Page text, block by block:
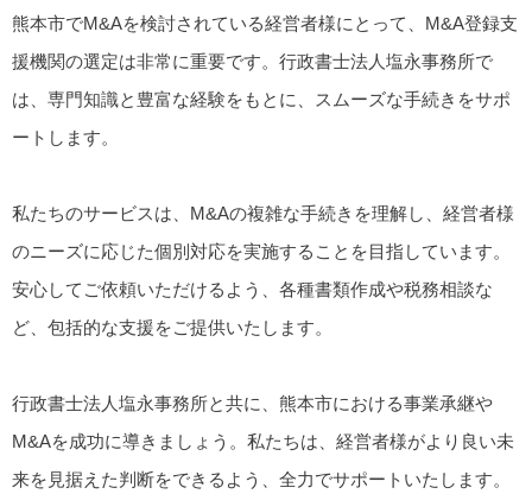
熊本市でM&Aを検討されている経営者様にとって、M&A登録支
援機関の選定は非常に重要です。行政書士法人塩永事務所で
は、専門知識と豊富な経験をもとに、スムーズな手続きをサポ
ートします。
私たちのサービスは、M&Aの複雑な手続きを理解し、経営者様
のニーズに応じた個別対応を実施することを目指しています。
安心してご依頼いただけるよう、各種書類作成や税務相談な
ど、包括的な支援をご提供いたします。
行政書士法人塩永事務所と共に、熊本市における事業承継や
M&Aを成功に導きましょう。私たちは、経営者様がより良い未
来を見据えた判断をできるよう、全力でサポートいたします。